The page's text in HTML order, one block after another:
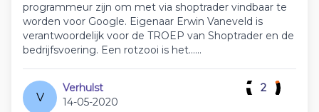
programmeur zijn om met via shoptrader vindbaar te
worden voor Google. Eigenaar Erwin Vaneveld is
verantwoordelijk voor de TROEP van Shoptrader en de
bedrijfsvoering. Een rotzooi is het......
V
Verhulst
14-05-2020
2